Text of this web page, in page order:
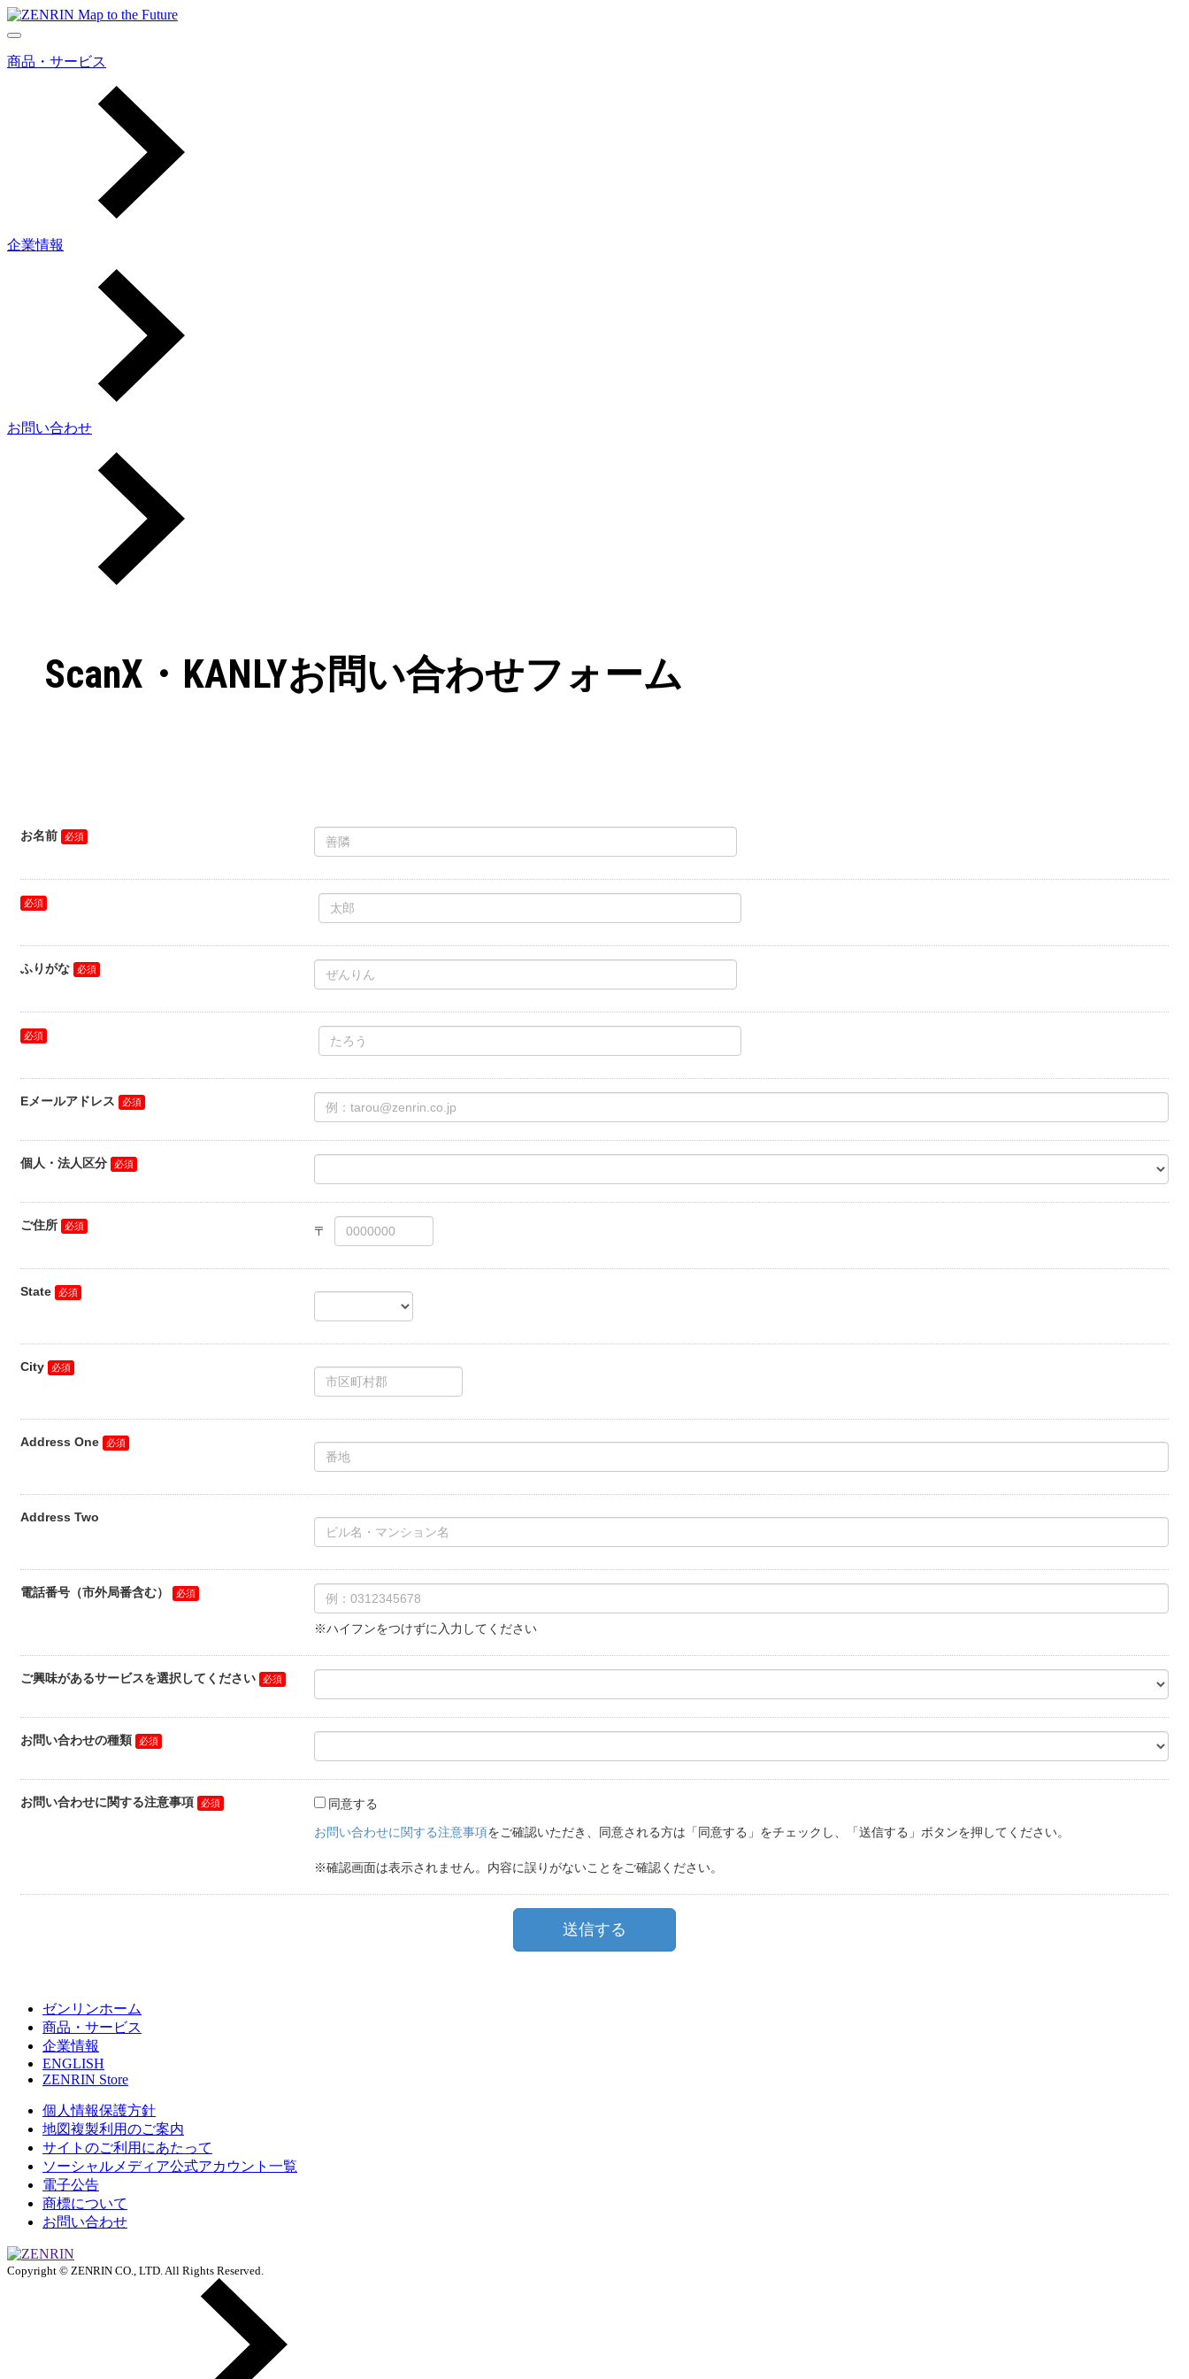
商品・サービス
企業情報
お問い合わせ
ScanX・KANLYお問い合わせフォーム
ゼンリンホーム
商品・サービス
企業情報
ENGLISH
ZENRIN Store
個人情報保護方針
地図複製利用のご案内
サイトのご利用にあたって
ソーシャルメディア公式アカウント一覧
電子公告
商標について
お問い合わせ
Copyright © ZENRIN CO., LTD. All Rights Reserved.